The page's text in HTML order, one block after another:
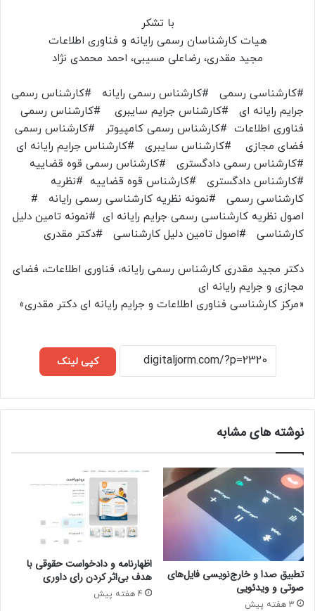
با تشکر
هیات کارشناسان رسمی رایانه و فناوری اطلاعات
مجید مقدری، رضاعلی مسیبی، احمد محمدی نژاد
#کارشناسی رسمی #کارشناس رسمی رایانه #کارشناس رسمی
جرایم رایانه ای #کارشناس جرایم سایبری #کارشناس رسمی
فناوری اطلاعات #کارشناس رسمی کامپیوتر #کارشناس رسمی
فضای مجازی #کارشناس سایبری #کارشناس جرایم رایانه ای
#کارشناس رسمی دادگستری #کارشناس رسمی قوه قضاییه
#کارشناس دادگستری #کارشناس قوه قضاییه #نظریه
کارشناسی رسمی #نمونه نظریه کارشناسی رسمی رایانه #
اصول نظریه کارشناسی رسمی جرایم رایانه ای #نمونه تامین دلیل
کارشناسی #اصول تامین دلیل کارشناسی #دکتر مقدری
دکتر مجید مقدری کارشناس رسمی رایانه، فناوری اطلاعات، فضای
مجازی و جرایم رایانه ای
«مرکز کارشناسی فناوری اطلاعات و جرایم رایانه ای دکتر مقدری»
کپی لینک
نوشته های مشابه
تطبیق صدا و خارج‌نویسی فایل‌های
صوتی و ویدئویی
3 هفته پیش
اظهارنامه و دادخواست حقوقی با
هدف بی‌اثر کردن رای داوری
4 هفته پیش